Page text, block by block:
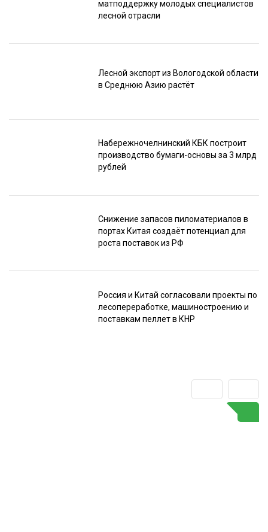
матподдержку молодых специалистов
лесной отрасли
Лесной экспорт из Вологодской области
в Среднюю Азию растёт
Набережночелнинский КБК построит
производство бумаги-основы за 3 млрд
рублей
Снижение запасов пиломатериалов в
портах Китая создаёт потенциал для
роста поставок из РФ
Россия и Китай согласовали проекты по
лесопереработке, машиностроению и
поставкам пеллет в КНР